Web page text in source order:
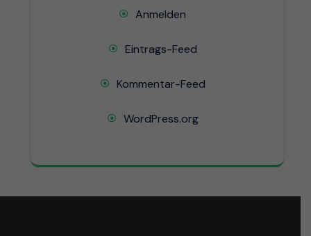
Anmelden
Eintrags-Feed
Kommentar-Feed
WordPress.org